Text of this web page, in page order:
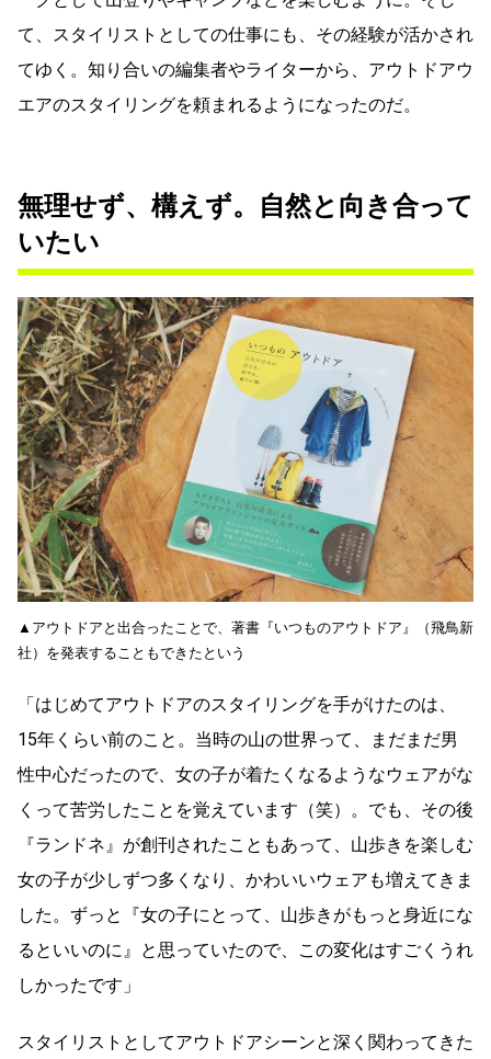
て、スタイリストとしての仕事にも、その経験が活かされ
てゆく。知り合いの編集者やライターから、アウトドアウ
エアのスタイリングを頼まれるようになったのだ。
無理せず、構えず。自然と向き合って
いたい
▲アウトドアと出合ったことで、著書『いつものアウトドア』（飛鳥新
社）を発表することもできたという
「はじめてアウトドアのスタイリングを手がけたのは、
15年くらい前のこと。当時の山の世界って、まだまだ男
性中心だったので、女の子が着たくなるようなウェアがな
くって苦労したことを覚えています（笑）。でも、その後
『ランドネ』が創刊されたこともあって、山歩きを楽しむ
女の子が少しずつ多くなり、かわいいウェアも増えてきま
した。ずっと『女の子にとって、山歩きがもっと身近にな
るといいのに』と思っていたので、この変化はすごくうれ
しかったです」
スタイリストとしてアウトドアシーンと深く関わってきた